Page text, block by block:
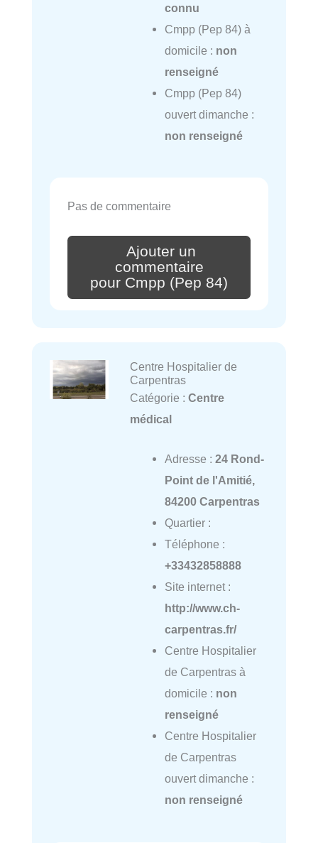
connu
Cmpp (Pep 84) à
domicile : non
renseigné
Cmpp (Pep 84)
ouvert dimanche :
non renseigné
Pas de commentaire
Ajouter un
commentaire
pour Cmpp (Pep 84)
Centre Hospitalier de
Carpentras
Catégorie : Centre
médical
Adresse : 24 Rond-
Point de l'Amitié,
84200 Carpentras
Quartier :
Téléphone :
+33432858888
Site internet :
http://www.ch-
carpentras.fr/
Centre Hospitalier
de Carpentras à
domicile : non
renseigné
Centre Hospitalier
de Carpentras
ouvert dimanche :
non renseigné